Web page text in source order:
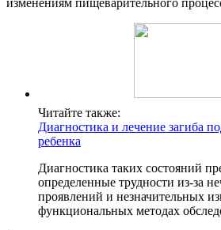
изменениям пищеварительного
Читайте также:
Диагностика и лечение загиба
ребенка
Диагностика таких состояний
определенные трудности из-за
проявлений и незначительных
функциональных методах